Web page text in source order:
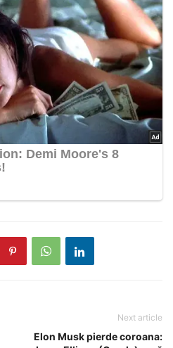
Next article
Elon Musk pierde coroana: